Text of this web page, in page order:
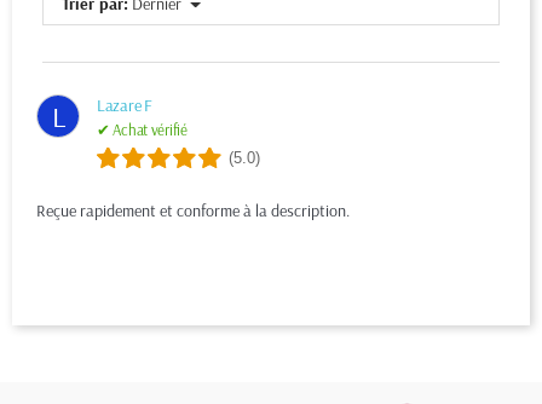
L Lazare F
✔ Achat vérifié
(5.0)
Reçue rapidement et conforme à la description.